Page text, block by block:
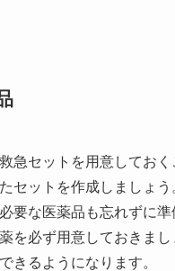
急セットを用意してお
セットを作成しましょ
要な医薬品も忘れずに
を必ず用意しておきま
きるようになります。